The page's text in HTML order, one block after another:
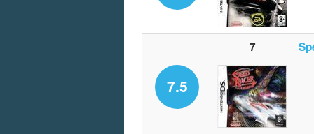
7
7.5